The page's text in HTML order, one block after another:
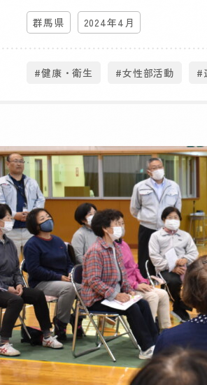
群馬県 2024年4月
#健康・衛生 #女性部活動 #